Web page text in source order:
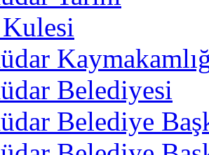
Belediyesi
Belediye